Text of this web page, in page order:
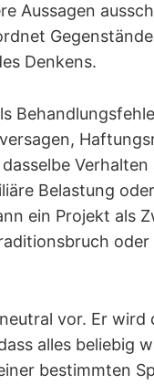
Aussagen
Denkens.
Belastung
ein Projekt als
vor. Er wird
alles beliebig
bestimmten